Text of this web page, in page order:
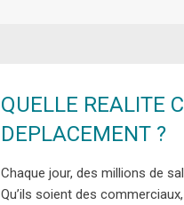
QUELLE REALITE
DEPLACEMENT ?
Chaque jour, des millions de
Qu’ils soient des